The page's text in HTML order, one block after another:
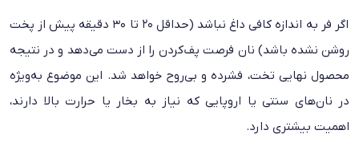
اگر فر به اندازه کافی داغ نباشد (حداقل ۲۰ تا ۳۰ دقیقه پیش از پخت
روشن نشده باشد) نان فرصت پف‌کردن را از دست می‌دهد و در نتیجه
محصول نهایی تخت، فشرده و بی‌روح خواهد شد. این موضوع به‌ویژه
در نان‌های سنتی یا اروپایی که نیاز به بخار یا حرارت بالا دارند،
اهمیت بیشتری دارد.